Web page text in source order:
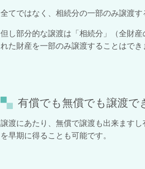
全てではなく、相続分の一部のみ譲渡す
但し部分的な譲渡は「相続分」（全財産
れた財産を一部のみ譲渡することはでき
有償でも無償でも譲渡で
譲渡にあたり、無償で譲渡も出来ます
を早期に得ることも可能です。